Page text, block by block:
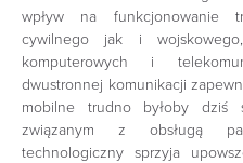
wpływ na funkcjonowanie
cywilnego jak i
komputerowych i
dwustronnej komunikacji
mobilne trudno byłoby dziś
związanym z obsługą
technologiczny sprzyja